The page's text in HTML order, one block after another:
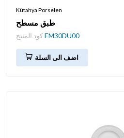
Kütahya Porselen
طبق مسطح
EM30DU00
اضف الى السلة